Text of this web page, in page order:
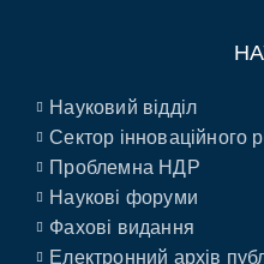
Науковий відділ
Сектор інноваційного
Проблемна НДР
Наукові форуми
Фахові видання
Електронний архів